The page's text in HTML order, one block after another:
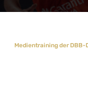
Medientraining der DBB-